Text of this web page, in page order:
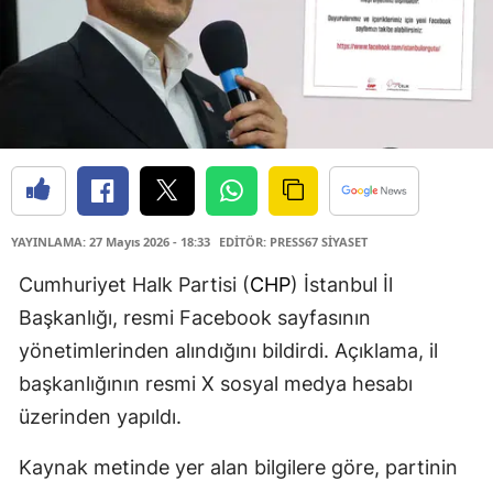
YAYINLAMA: 27 Mayıs 2026 - 18:33 EDİTÖR: PRESS67 SİYASET
Cumhuriyet Halk Partisi (CHP) İstanbul İl
Başkanlığı, resmi Facebook sayfasının
yönetimlerinden alındığını bildirdi. Açıklama, il
başkanlığının resmi X sosyal medya hesabı
üzerinden yapıldı.
Kaynak metinde yer alan bilgilere göre, partinin